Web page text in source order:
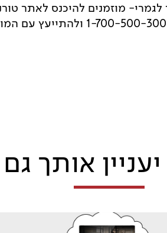
מוזמנים להיכנס לאתר
אותך גם